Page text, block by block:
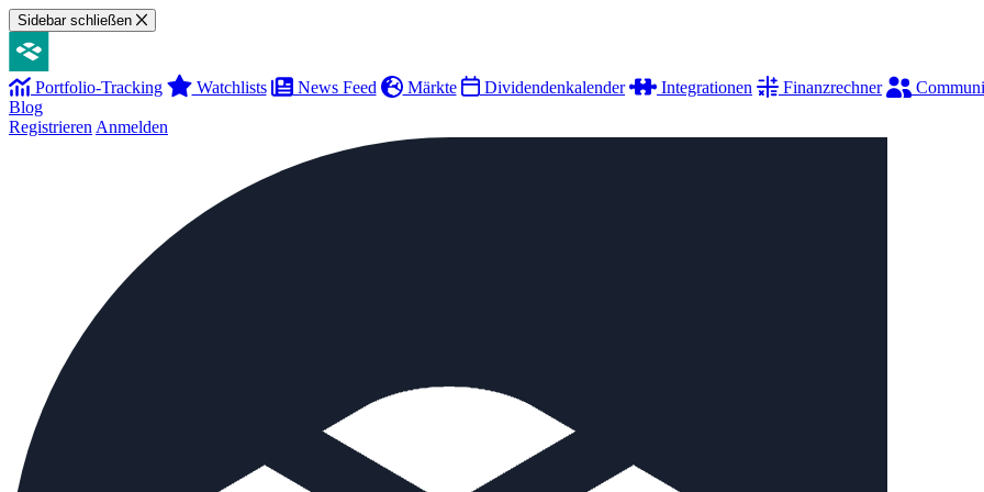
Sidebar schließen
Portfolio-Tracking Watchlists News Feed Märkte Dividendenkalender Integrationen Finanzrechner
Blog
Registrieren Anmelden